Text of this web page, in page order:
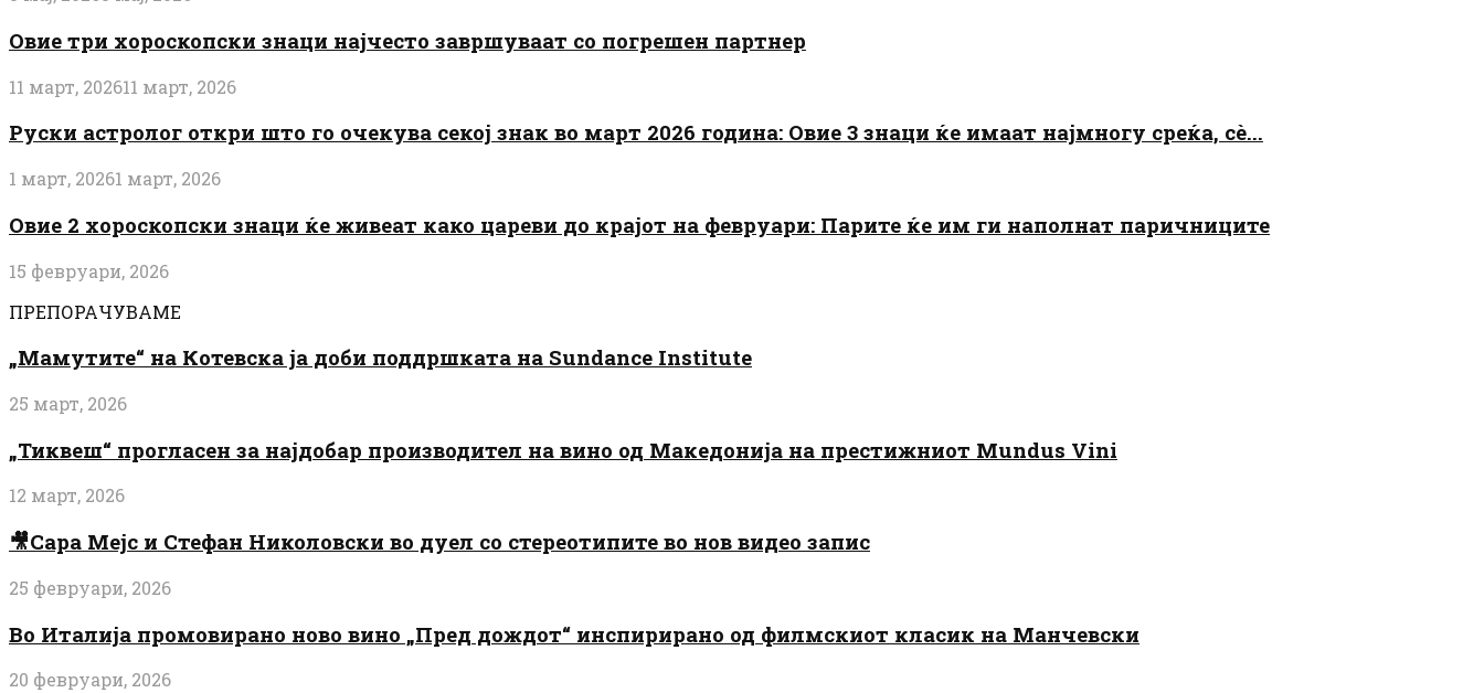
Овие три хороскопски знаци најчесто завршуваат со погрешен партнер
11 март, 202611 март, 2026
Руски астролог откри што го очекува секој знак во март 2026 година: Овие 3 знаци ќе имаат најмногу среќа, сè...
1 март, 20261 март, 2026
Овие 2 хороскопски знаци ќе живеат како цареви до крајот на февруари: Парите ќе им ги наполнат паричниците
15 февруари, 2026
ПРЕПОРАЧУВАМЕ
„Мамутите“ на Котевска ја доби поддршката на Sundance Institute
25 март, 2026
„Тиквеш“ прогласен за најдобар производител на вино од Македонија на престижниот Mundus Vini
12 март, 2026
🎥Сара Мејс и Стефан Николовски во дуел со стереотипите во нов видео запис
25 февруари, 2026
Во Италија промовирано ново вино „Пред дождот“ инспирирано од филмскиот класик на Манчевски
20 февруари, 2026